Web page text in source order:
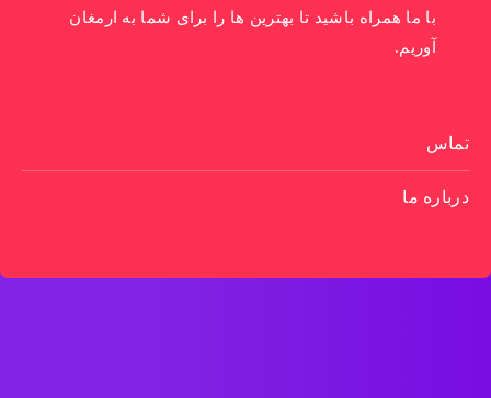
با ما همراه باشید تا بهترین ها را برای شما به ارمغان
آوریم.
تماس
درباره ما